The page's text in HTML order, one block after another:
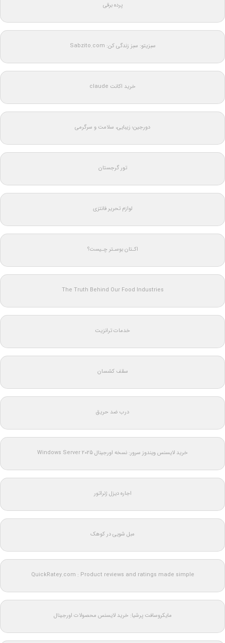
پرده برقی
سبزیتو: سبز زندگی کن: Sabzito.com
خرید اکانت claude
دورجین؛ زیبایی، سلامت و سرگرمی
تور گرجستان
لوازم تحریر فانتزی
اکـتان بوسـتر چـیست؟
The Truth Behind Our Food Industries
خدمات ترانزیت
سقف کشسان
درب ضد حریق
خرید لایسنس ویندوز سرور: نسخه اورجینال Windows Server 2025
اجاره دیزل ژنراتور
مبل شویی در کوهک
QuickRatey.com : Product reviews and ratings made simple
مایکروسافت پرشیا: خرید لایسنس محصولات اورجینال